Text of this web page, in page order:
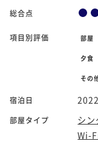
総合点
項目別評価 部屋
夕食
その
宿泊日
部屋タイプ
シ
Wi-